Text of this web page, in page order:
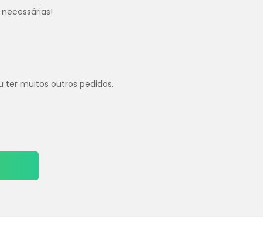
ter muitos outros pedidos.